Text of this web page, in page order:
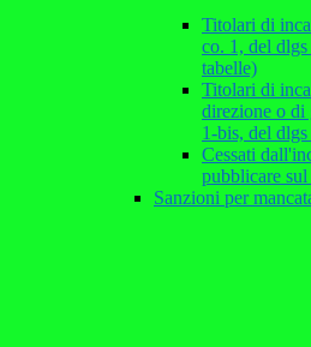
Titolari di
co. 1, del
tabelle)
Titolari di
direzione o di
1-bis, del
Cessati
pubblicare
Sanzioni per